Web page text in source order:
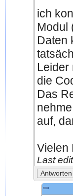
ich
Modul
Daten
Leider
die
Das
auf,
Vielen
Last